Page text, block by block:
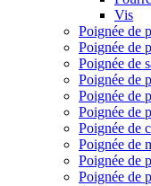
Vis
Poignée de
Poignée de
Poignée de
Poignée de
Poignée de
Poignée de
Poignée de
Poignée de
Poignée de
Poignée de